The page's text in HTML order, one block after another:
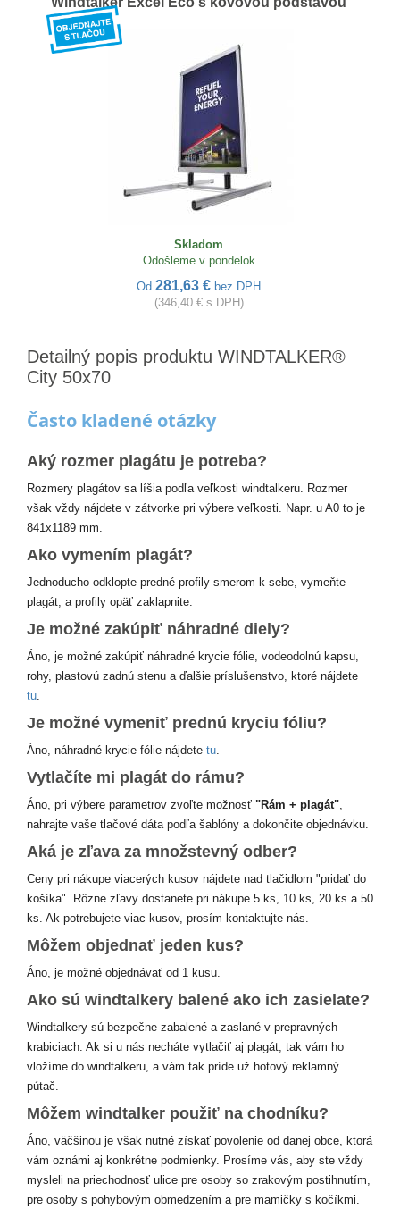
Skladom
Odošleme v pondelok
Od 281,63 € bez DPH
(346,40 € s DPH)
Detailný popis produktu WINDTALKER®
City 50x70
Často kladené otázky
Aký rozmer plagátu je potreba?
Rozmery plagátov sa líšia podľa veľkosti windtalkeru. Rozmer
však vždy nájdete v zátvorke pri výbere veľkosti. Napr. u A0 to je
841x1189 mm.
Ako vymením plagát?
Jednoducho odklopte predné profily smerom k sebe, vymeňte
plagát, a profily opäť zaklapnite.
Je možné zakúpiť náhradné diely?
Áno, je možné zakúpiť náhradné krycie fólie, vodeodolnú kapsu,
rohy, plastovú zadnú stenu a ďalšie príslušenstvo, ktoré nájdete
tu.
Je možné vymeniť prednú kryciu fóliu?
Áno, náhradné krycie fólie nájdete tu.
Vytlačíte mi plagát do rámu?
Áno, pri výbere parametrov zvoľte možnosť "Rám + plagát",
nahrajte vaše tlačové dáta podľa šablóny a dokončite objednávku.
Aká je zľava za množstevný odber?
Ceny pri nákupe viacerých kusov nájdete nad tlačidlom "pridať do
košíka". Rôzne zľavy dostanete pri nákupe 5 ks, 10 ks, 20 ks a 50
ks. Ak potrebujete viac kusov, prosím kontaktujte nás.
Môžem objednať jeden kus?
Áno, je možné objednávať od 1 kusu.
Ako sú windtalkery balené ako ich zasielate?
Windtalkery sú bezpečne zabalené a zaslané v prepravných
krabiciach. Ak si u nás necháte vytlačiť aj plagát, tak vám ho
vložíme do windtalkeru, a vám tak príde už hotový reklamný
pútač.
Môžem windtalker použiť na chodníku?
Áno, väčšinou je však nutné získať povolenie od danej obce, ktorá
vám oznámi aj konkrétne podmienky. Prosíme vás, aby ste vždy
mysleli na priechodnosť ulice pre osoby so zrakovým postihnutím,
pre osoby s pohybovým obmedzením a pre mamičky s kočíkmi.